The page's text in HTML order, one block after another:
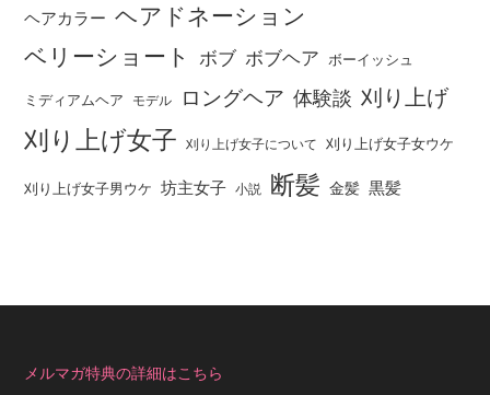
ヘアカラー ヘアドネーション
ベリーショート
ボブ ボブヘア ボーイッシュ
ミディアムヘア モデル ロングヘア 体験談 刈り上げ
刈り上げ女子 刈り上げ女子について 刈り上げ女子女ウケ
刈り上げ女子男ウケ 坊主女子 小説 断髪 金髪 黒髪
メルマガ特典の詳細はこちら